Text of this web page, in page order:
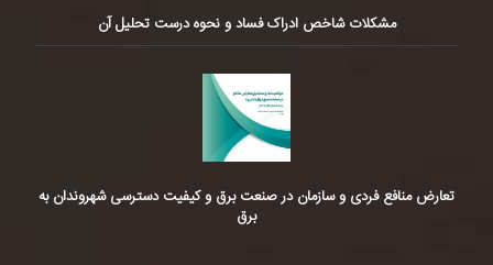
مشکلات شاخص ادراک فساد و نحوه درست تحلیل آن
تعارض منافع فردی و سازمان در صنعت برق و کیفیت دسترسی شهروندان به
برق